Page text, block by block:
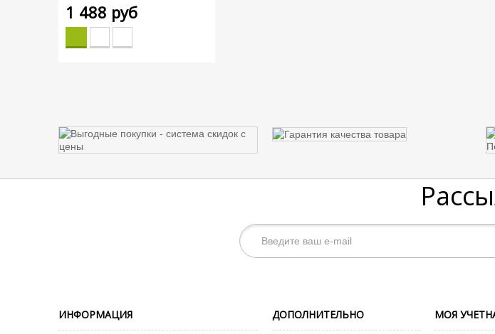
1 488 руб
ИНФОРМАЦИЯ ДОПОЛНИТЕЛЬНО МОЯ